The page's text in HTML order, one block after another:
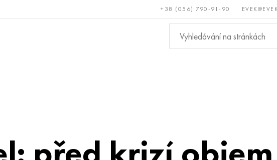
+38 (056) 790-91-90
Bronz, měď, Neželezné
kovy